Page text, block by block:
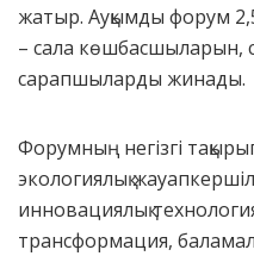
жатыр. Ауқымды форум
– сала көшбасшыларын,
сарапшыларды жинады.
Форумның негізгі
экологиялық
инновациялық
трансформация,